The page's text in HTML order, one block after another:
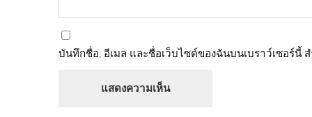
บันทึกชื่อ, อีเมล และชื่อเว็บไซต์ของฉันบนเบราว์เซอร์นี้